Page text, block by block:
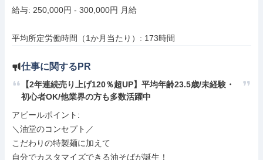
給与: 250,000円 - 300,000円 月給
平均所定労働時間（1か月当たり）: 173時間
仕事に関するPR
【2年連続売り上げ120％超UP】平均年齢23.5歳/未経験・
初心者OK/他業界の方も多数活躍中
アピールポイント:
＼油堂のコンセプト／
こだわりの特製麺に加えて
自分でカスタマイズできる油そばが誕生！